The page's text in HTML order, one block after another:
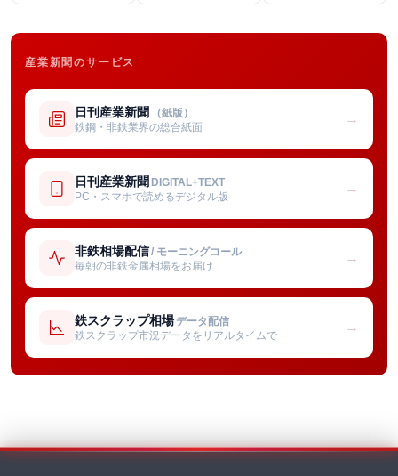
産業新聞のサービス
日刊産業新聞 （紙版）
鉄鋼・非鉄業界の総合紙面
→
日刊産業新聞 DIGITAL+TEXT
PC・スマホで読めるデジタル版
→
非鉄相場配信/ モーニングコール
毎朝の非鉄金属相場をお届け
→
鉄スクラップ相場 データ配信
鉄スクラップ市況データをリアルタイムで
→